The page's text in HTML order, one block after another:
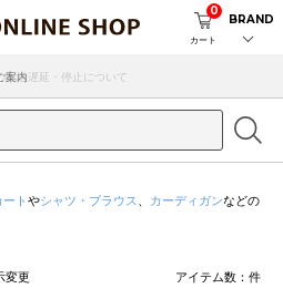
カート
0
BRAND
送遅延・停止について
案内
ート やシャツ・ブラウス カーディガンなどの
変更 アイテム数： 件